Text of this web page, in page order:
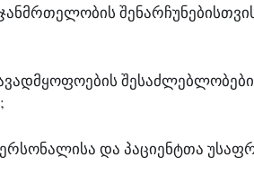
შესაძლებლობები
და პაციენტთა